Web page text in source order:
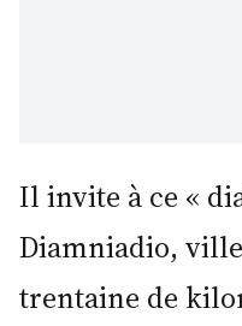
Il invite à ce «
Diamniadio,
trentaine de